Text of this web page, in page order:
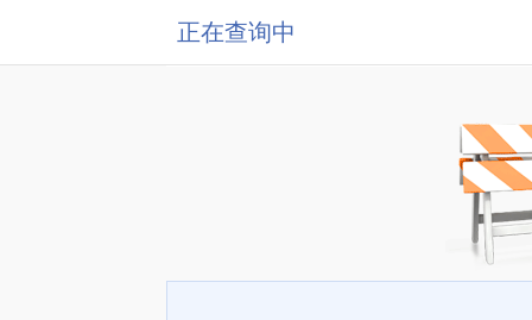
正在查询中